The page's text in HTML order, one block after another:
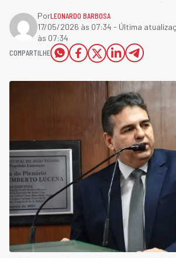
PorLEONARDO BARBOSA
17/05/2026 às 07:34 - Última
às 07:34
COMPARTILHE